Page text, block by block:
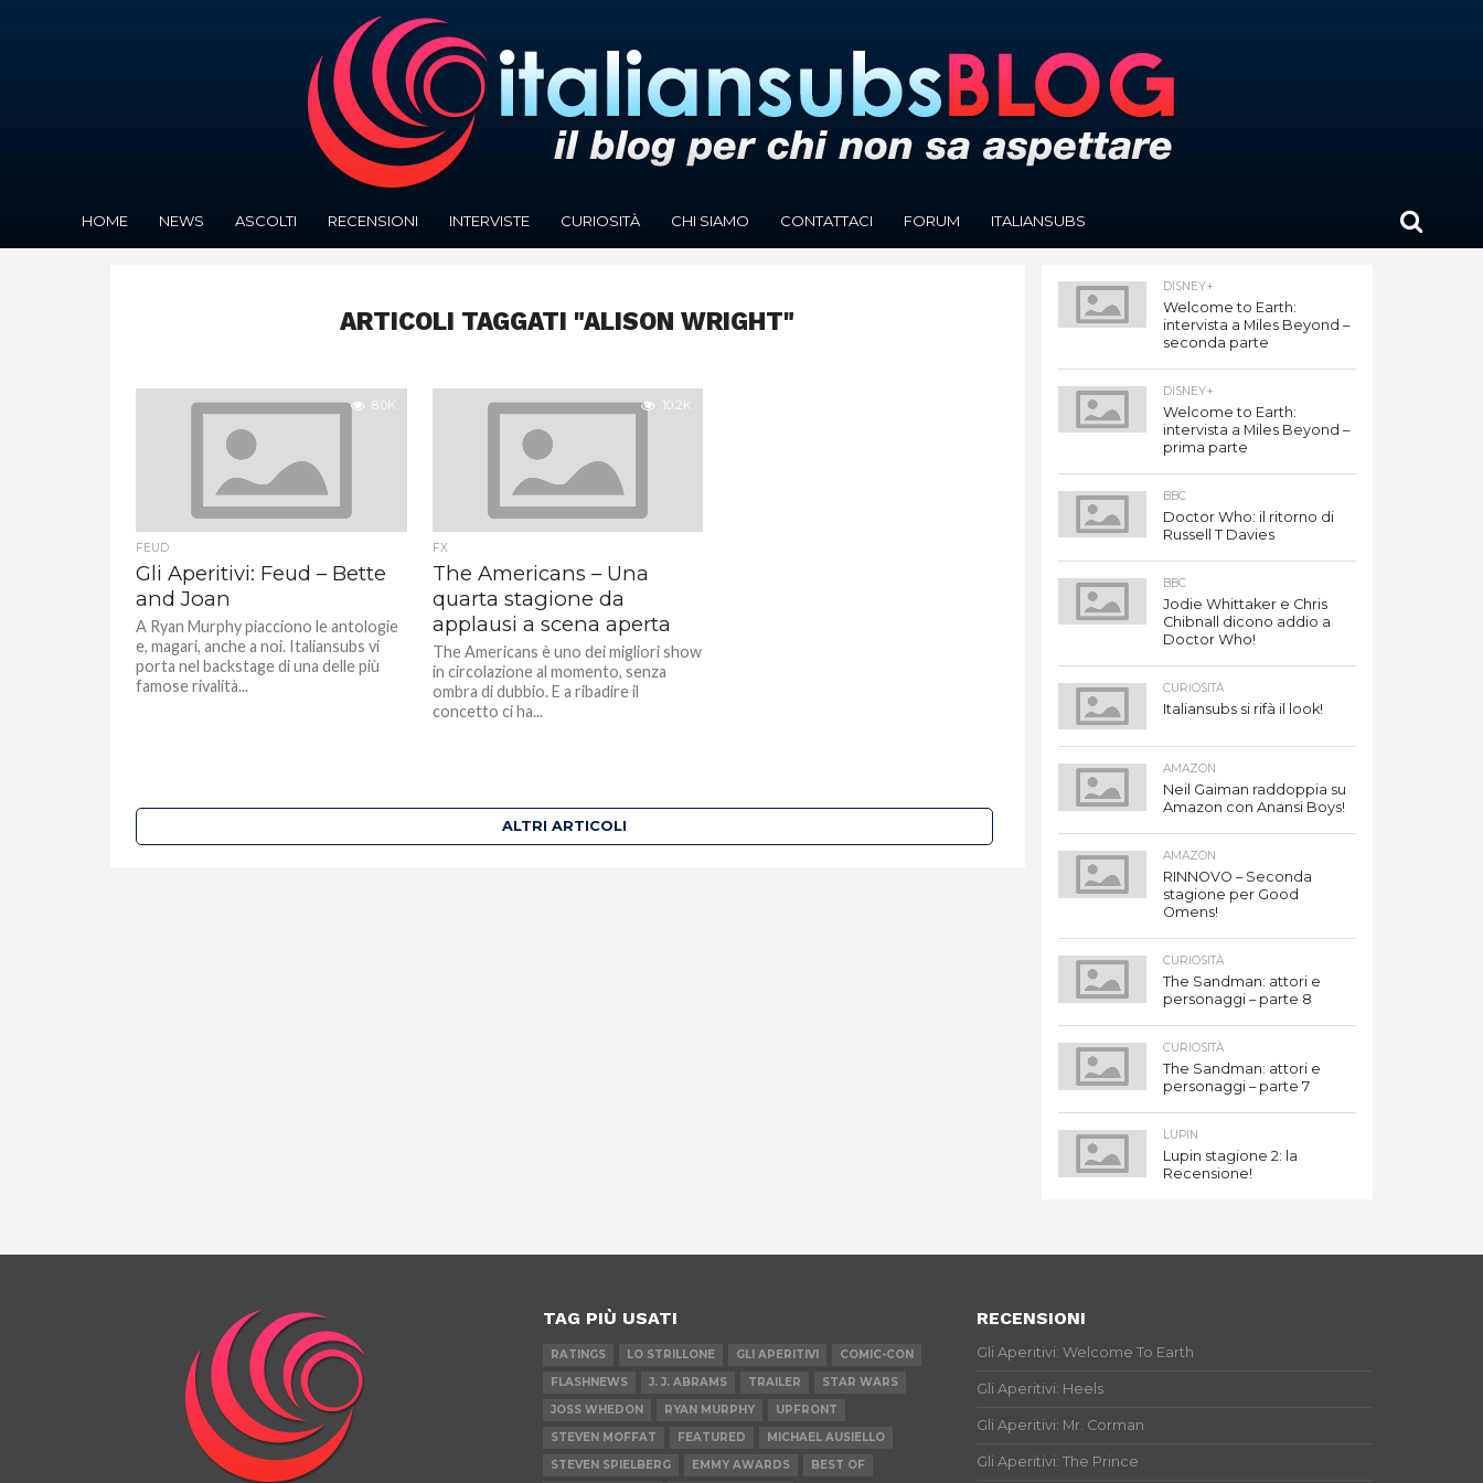
HOME NEWS ASCOLTI RECENSIONI INTERVISTE CURIOSITÀ CHI SIAMO CONTATTACI FORUM ITALIANSUBS
ARTICOLI TAGGATI "ALISON WRIGHT"
8.0K
FEUD
Gli Aperitivi: Feud – Bette
and Joan
A Ryan Murphy piacciono le antologie
e, magari, anche a noi. Italiansubs vi
porta nel backstage di una delle più
famose rivalità...
10.2K
FX
The Americans – Una
quarta stagione da
applausi a scena aperta
The Americans è uno dei migliori show
in circolazione al momento, senza
ombra di dubbio. E a ribadire il
concetto ci ha...
ALTRI ARTICOLI
DISNEY+
Welcome to Earth:
intervista a Miles Beyond –
seconda parte
DISNEY+
Welcome to Earth:
intervista a Miles Beyond –
prima parte
BBC
Doctor Who: il ritorno di
Russell T Davies
BBC
Jodie Whittaker e Chris
Chibnall dicono addio a
Doctor Who!
CURIOSITÀ
Italiansubs si rifà il look!
AMAZON
Neil Gaiman raddoppia su
Amazon con Anansi Boys!
AMAZON
RINNOVO – Seconda
stagione per Good
Omens!
CURIOSITÀ
The Sandman: attori e
personaggi – parte 8
CURIOSITÀ
The Sandman: attori e
personaggi – parte 7
LUPIN
Lupin stagione 2: la
Recensione!
TAG PIÙ USATI
RATINGS LO STRILLONE GLI APERITIVI
COMIC-CON
FLASHNEWS
J. J. ABRAMS TRAILER
STAR WARS
JOSS WHEDON
RYAN MURPHY
UPFRONT
STEVEN MOFFAT
FEATURED
MICHAEL AUSIELLO
STEVEN SPIELBERG
EMMY AWARDS BEST OF
RECENSIONI
Gli Aperitivi: Welcome To Earth
Gli Aperitivi: Heels
Gli Aperitivi: Mr. Corman
Gli Aperitivi: The Prince